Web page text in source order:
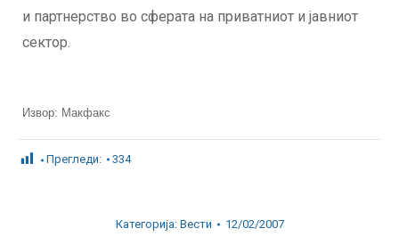
и партнерство во сферата на приватниот и јавниот
сектор.
Извор: Макфакс
Прегледи: 334
Категорија: Вести 12/02/2007